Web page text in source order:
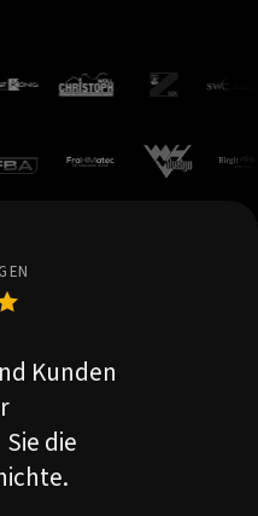
Kunden
die